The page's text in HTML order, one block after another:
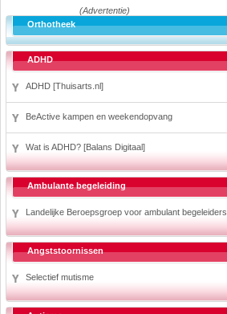
(Advertentie)
Orthotheek
ADHD
ADHD [Thuisarts.nl]
BeActive kampen en weekendopvang
Wat is ADHD? [Balans Digitaal]
Ambulante begeleiding
Landelijke Beroepsgroep voor ambulant begeleiders
Angststoornissen
Selectief mutisme